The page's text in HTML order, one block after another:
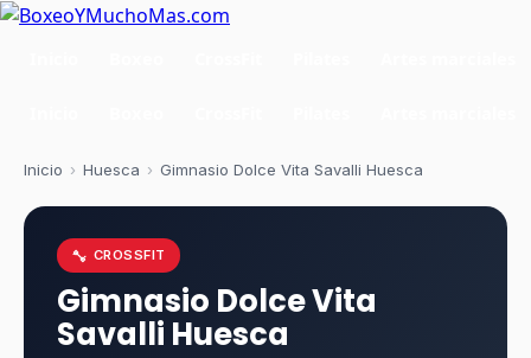
Inicio › Huesca › Gimnasio Dolce Vita Savalli Huesca
CROSSFIT
Gimnasio Dolce Vita
Savalli Huesca